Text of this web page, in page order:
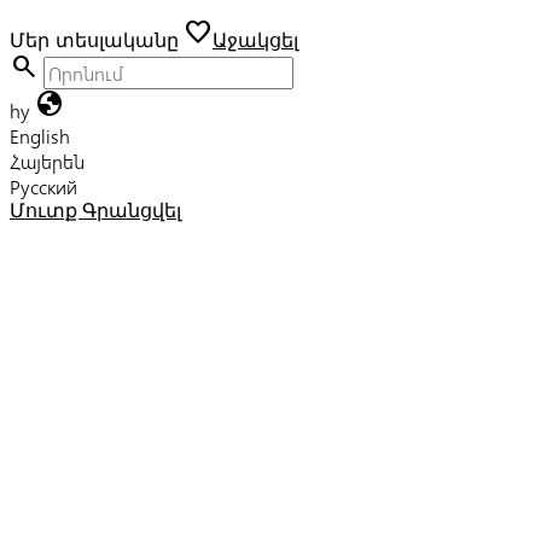
Մեր տեսլականը favoriteԱջակցել
search
hy globe
English
Հայերեն
Русский
Մուտք Գրանցվել